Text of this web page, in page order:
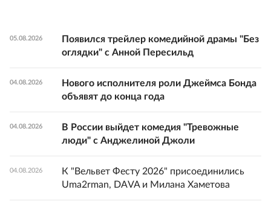
05.08.2026
Появился трейлер комедийной драмы "Без
оглядки" с Анной Пересильд
04.08.2026
Нового исполнителя роли Джеймса Бонда
объявят до конца года
04.08.2026
В России выйдет комедия "Тревожные
люди" с Анджелиной Джоли
04.08.2026
К "Вельвет Фесту 2026" присоединились
Uma2rman, DAVA и Милана Хаметова